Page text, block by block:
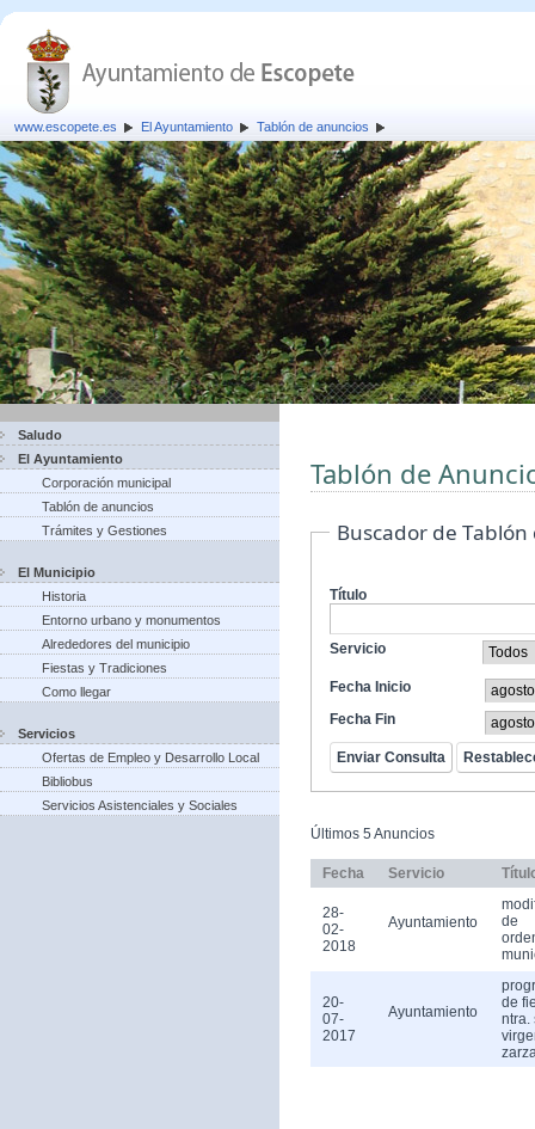
www.escopete.es El Ayuntamiento Tablón de anuncios
Saludo
El Ayuntamiento
Corporación municipal
Tablón de anuncios
Trámites y Gestiones
El Municipio
Historia
Entorno urbano y monumentos
Alrededores del municipio
Fiestas y Tradiciones
Como llegar
Servicios
Ofertas de Empleo y Desarrollo Local
Bibliobus
Servicios Asistenciales y Sociales
Tablón de
Buscador de
Título
Servicio
Fecha Inicio
Fecha Fin
Últimos 5 Anuncios
Fecha Servicio
28-
02-
2018
Ayuntamiento
de
20-
07-
2017
Ayuntamiento
de
ntra.